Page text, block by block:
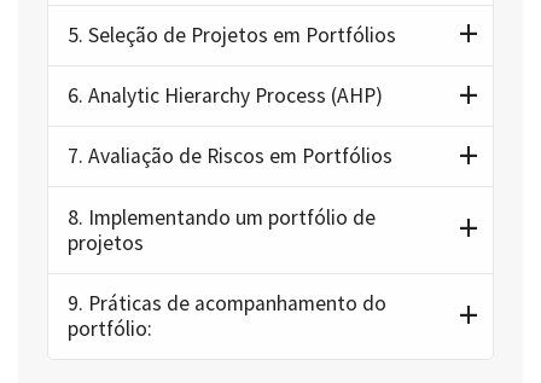
5. Seleção de Projetos em Portfólios
6. Analytic Hierarchy Process (AHP)
7. Avaliação de Riscos em Portfólios
8. Implementando um portfólio de
projetos
9. Práticas de acompanhamento do
portfólio: